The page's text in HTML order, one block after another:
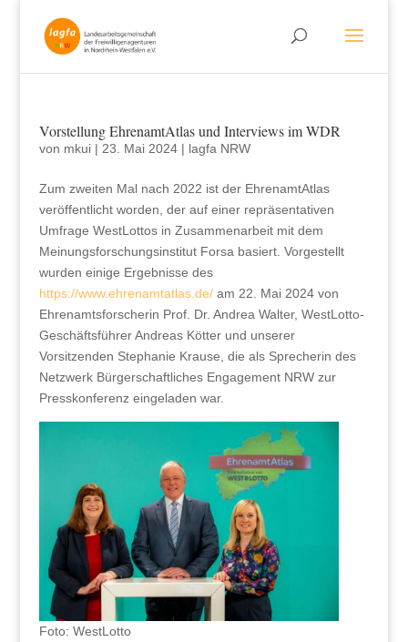
Vorstellung EhrenamtAtlas und Interviews im WDR
von mkui| 23. Mai 2024| lagfa NRW
Zum zweiten Mal nach 2022 ist der EhrenamtAtlas
veröffentlicht worden, der auf einer repräsentativen
Umfrage WestLottos in Zusammenarbeit mit dem
Meinungsforschungsinstitut Forsa basiert. Vorgestellt
wurden einige Ergebnisse des
https://www.ehrenamtatlas.de/am 22. Mai 2024 von
Ehrenamtsforscherin Prof. Dr. Andrea Walter, WestLotto-
Geschäftsführer Andreas Kötter und unserer
Vorsitzenden Stephanie Krause, die als Sprecherin des
Netzwerk Bürgerschaftliches Engagement NRW zur
Presskonferenz eingeladen war.
Foto: WestLotto